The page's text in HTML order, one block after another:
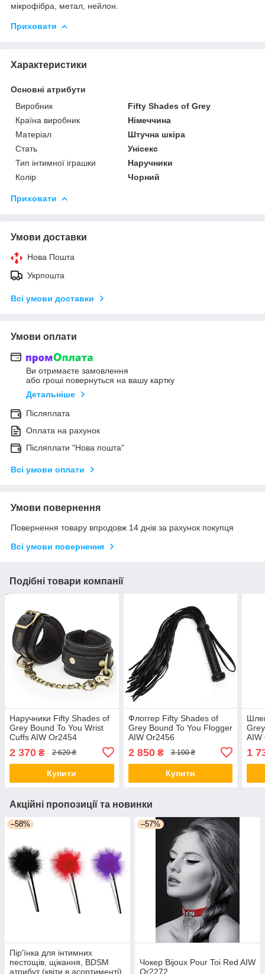
мікрофібра, метал, нейлон.
Приховати
Характеристики
Основні атрибути
Виробник
Fifty Shades of Grey
Країна виробник
Німеччина
Матеріал
Штучна шкіра
Стать
Унісекс
Тип інтимної іграшки
Наручники
Колір
Чорний
Приховати
Умови доставки
Нова Пошта
Укрпошта
Всі умови доставки
Умови оплати
Ви отримаєте замовлення
або гроші повернуться на вашу картку
Детальніше
Післяплата
Оплата на рахунок
Післяплати "Нова пошта"
Всі умови оплати
Умови повернення
Повернення товару впродовж 14 днів за рахунок покупця
Всі умови повернення
Подібні товари компанії
Наручники Fifty Shades of
Grey Bound To You Wrist
Cuffs AIW Or2454
2 370 ₴ 2 620 ₴
Купити
Флоггер Fifty Shades of
Grey Bound To You Flogger
AIW Or2456
2 850₴ 3 100 ₴
Купити
AIW
1
Акційні пропозиції та новинки
–58%
Пір'їнка для інтимних
пестощів, щікання, BDSM
атрибут (квіти в асортименті)
–57%
Чокер Bijoux Pour Toi Red AIW
Or2272